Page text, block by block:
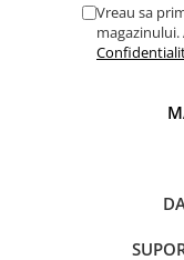
Vreau sa